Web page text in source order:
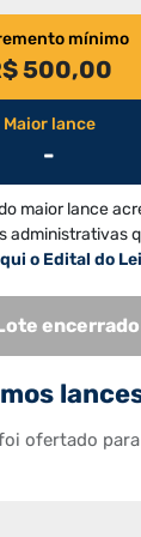
mínimo
500,00
Maior lance
-
maior lance
administrativas
o Edital do
encerrado
ofertado